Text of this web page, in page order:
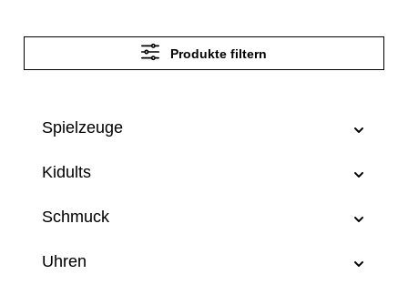
Produkte filtern
Spielzeuge
Kidults
Schmuck
Uhren